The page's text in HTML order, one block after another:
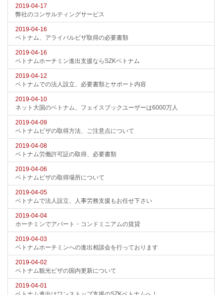
2019-04-17
弊社のコンサルティングサービス
2019-04-16
ベトナム、アライバルビザ取得の必要書類
2019-04-16
ベトナムホーチミン進出支援ならSZKベトナム
2019-04-12
ベトナムでの法人設立、必要書類とサポート内容
2019-04-10
ネット大国のベトナム、フェイスブックユーザーは6000万人
2019-04-09
ベトナムビザの取得方法、ご注意点について
2019-04-08
ベトナム労働許可証の取得、必要書類
2019-04-06
ベトナムビザの取得場所について
2019-04-05
ベトナムで法人設立、人事労務支援もお任せ下さい
2019-04-04
ホーチミンでアパート・コンドミニアムの賃貸
2019-04-03
ベトナムホーチミンへの進出相談会を行っております
2019-04-02
ベトナム観光ビザの国内更新について
2019-04-01